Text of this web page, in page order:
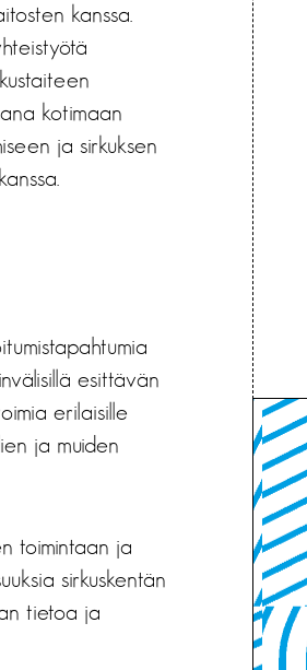
kanssa.
kotimaan
ja sirkuksen
esittävän
erilaisille
ja muiden
toimintaan ja
sirkuskentän
tietoa ja